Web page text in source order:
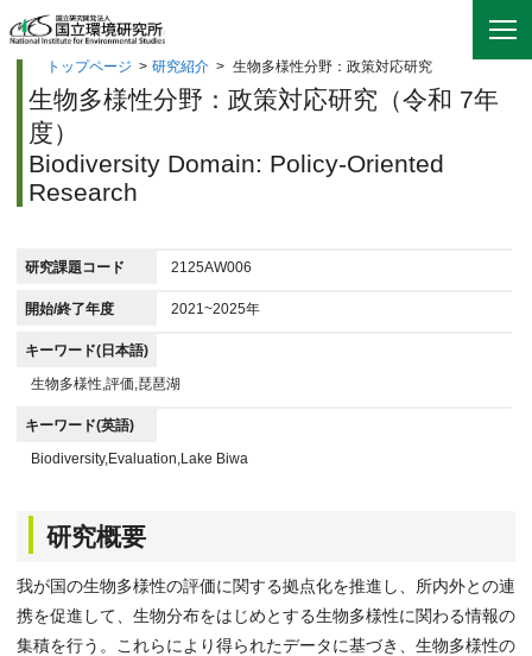
トップページ > 研究紹介 > 生物多様性分野：政策対応研究
生物多様性分野：政策対応研究（令和 7年
度）
Biodiversity Domain: Policy-Oriented
Research
研究課題コード 2125AW006
開始/終了年度 2021~2025年
キーワード(日本語)
生物多様性,評価,琵琶湖
キーワード(英語)
Biodiversity,Evaluation,Lake Biwa
研究概要
我が国の生物多様性の評価に関する拠点化を推進し、所内外との連
携を促進して、生物分布をはじめとする生物多様性に関わる情報の
集積を行う。これらにより得られたデータに基づき、生物多様性の